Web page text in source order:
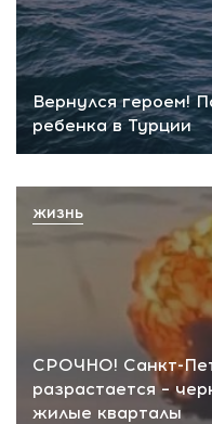
Вернулся героем!
ребенка в Турции
СРОЧНО! Санкт-
разрастается –
жилые кварталы
ЖИЗНЬ